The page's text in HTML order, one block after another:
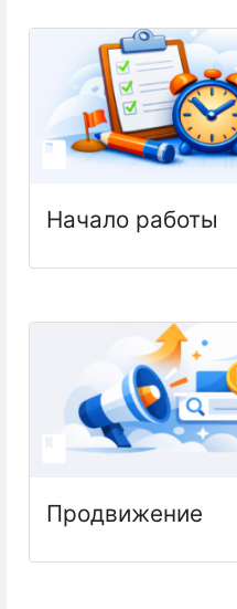
Начало работы
Продвижение